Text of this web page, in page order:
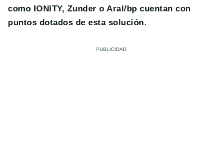
como IONITY, Zunder o Aral/bp cuentan con
puntos dotados de esta solución.